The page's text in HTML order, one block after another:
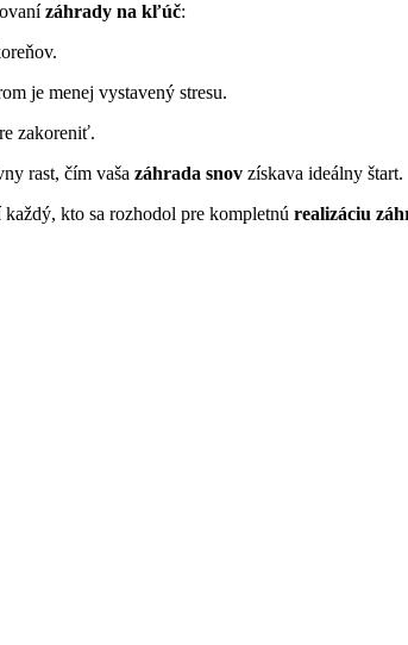
záhrady na kľúč:
je menej vystavený stresu.
zakoreniť.
rast, čím vaša záhrada snov získava ideálny štart.
každý, kto sa rozhodol pre kompletnú realizáciu